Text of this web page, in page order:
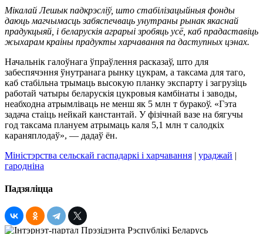
Мікалай Лешык падкрэсліў, што стабілізацыйныя фонды
даюць магчымасць забяспечваць унутраны рынак якаснай
прадукцыяй, і беларускія аграрыі зробяць усё, каб прадаставіць
жыхарам краіны прадукты харчавання па даступных цэнах.
Начальнік галоўнага ўпраўлення расказаў, што для
забеспячэння ўнутранага рынку цукрам, а таксама для таго,
каб стабільна трымаць высокую планку экспарту і загрузіць
работай чатыры беларускія цукровыя камбінаты і заводы,
неабходна атрымліваць не менш як 5 млн т буракоў. «Гэта
задача стаіць нейкай канстантай. У фізічнай вазе на бягучы
год таксама плануем атрымаць каля 5,1 млн т салодкіх
караняплодаў», — дадаў ён.
Міністэрства сельскай гаспадаркі і харчавання | ураджай |
гародніна
Падзяліцца